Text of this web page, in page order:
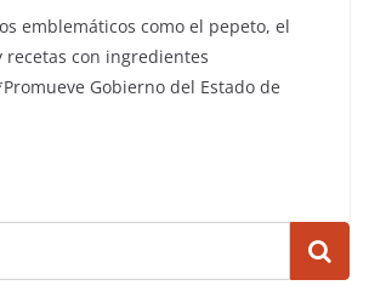
emblemáticos como el pepeto, el
recetas con ingredientes
Gobierno del Estado de